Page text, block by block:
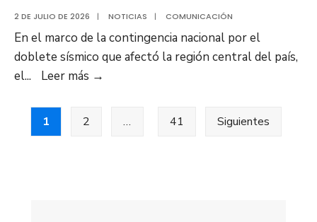
2 DE JULIO DE 2026 | NOTICIAS | COMUNICACIÓN
En el marco de la contingencia nacional por el
doblete sísmico que afectó la región central del país,
el... Leer más →
Posts
pagination
1 2 … 41 Siguientes